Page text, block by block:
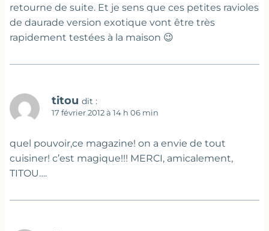
retourne de suite. Et je sens que ces petites ravioles
de daurade version exotique vont être très
rapidement testées à la maison 😉
titou dit :
17 février 2012 à 14 h 06 min
quel pouvoir,ce magazine! on a envie de tout
cuisiner! c’est magique!!! MERCI, amicalement,
TITOU….